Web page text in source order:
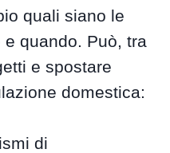
quali siano le
quando. Può, tra
e spostare
domestica:
di